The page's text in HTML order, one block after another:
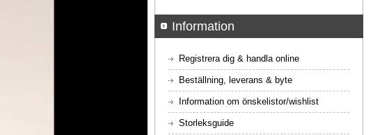
Information
Registrera dig & handla online
Beställning, leverans & byte
Information om önskelistor/wishlist
Storleksguide